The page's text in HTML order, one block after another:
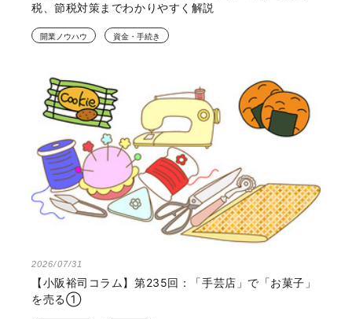
税、節税対策までわかりやすく解説
開業ノウハウ 資金・手続き
2026/07/31
【小阪裕司コラム】第235回：「手芸店」で「お菓子」
を売る①